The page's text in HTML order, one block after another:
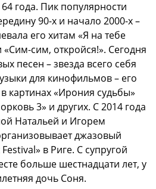
года. Пик популярности
90-х и начало 2000-х –
его хитам «Я на тебе
сим, откройся!». Сегодня
песен – звезда всего себя
для кинофильмов – его
картинах «Ирония судьбы»
3» и других. С 2014 года
Натальей и Игорем
джазовый
в Риге. С супругой
больше шестнадцати лет, у
дочь Соня.